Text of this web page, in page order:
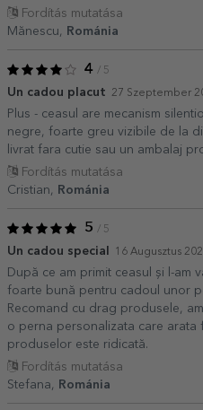
Fordítás mutatása
Mănescu,
Románia
4 / 5
Un cadou placut 27 Szeptember
Plus - ceasul are mecanism
negre, foarte greu vizibile de la
livrat fara cutie sau un ambalaj
Fordítás mutatása
Cristian,
Románia
5 / 5
Un cadou special 16 Augusztus
După ce am primit ceasul și l-am
foarte bună pentru cadoul unor
Recomand cu drag produsele,
o perna personalizata care arata
produselor este ridicată.
Fordítás mutatása
Stefana,
Románia